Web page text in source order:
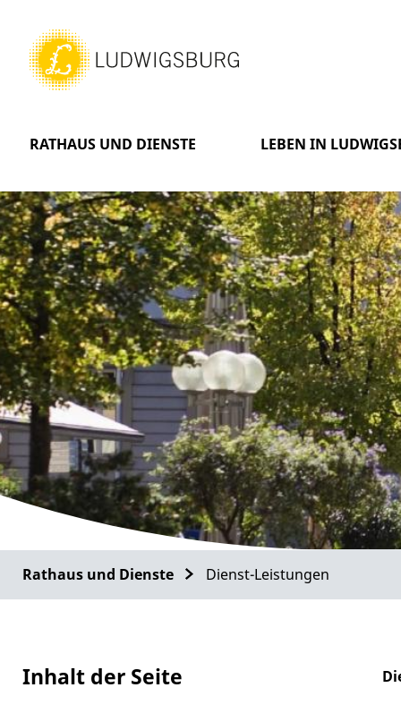
RATHAUS UND DIENSTE LEBEN IN
Rathaus und Dienste Dienst-Leistungen
Inhalt der Seite